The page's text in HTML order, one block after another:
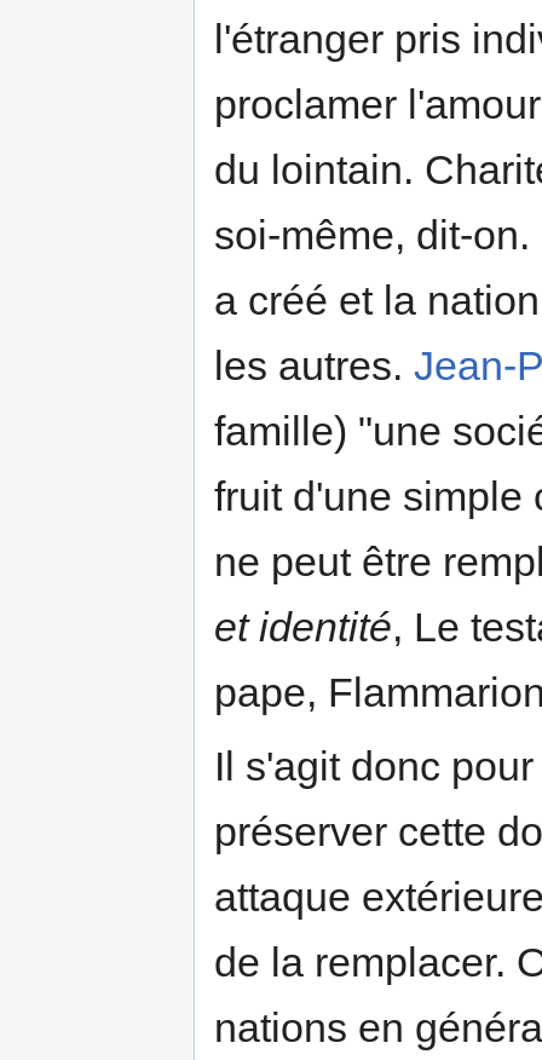
l'étranger pris
proclamer
du lointain.
soi-même, dit-
a créé et la
les autres. Jean-
famille) "une
fruit d'une simple
ne peut être
et identité, Le
pape,
Il s'agit donc
préserver cette
attaque
de la remplacer.
nations en